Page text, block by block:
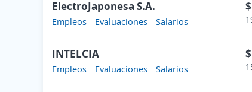
ElectroJaponesa S.A.
Empleos Evaluaciones Salarios
INTELCIA
Empleos Evaluaciones Salarios